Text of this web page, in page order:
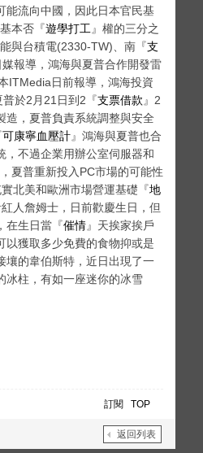
能流向中國，因此日本官民基
本否『遊學打工 』權的三分之
與台積電(2330-TW)、南『支
報導，鴻海與夏普合作開發雷
ITMedia日前報導，鴻海投資
於2月21日到2『支票借款 』2
造，夏普負責系統調整與安全
可康寧血壓計』鴻海與夏普也合
，不過企業用辦公室伺服器和
，夏普重新投入PC市場的可能性
北美和歐洲市場營運基礎『地
人詹姆士，日前歡慶生日，但
在生日當『催情』天挨家挨戶
獲取多少免費的食物抑或是
壤的韋伯斯特，近日出現了一
冰柱，有如一座迷你的冰雪
訂閱 TOP
返回列表